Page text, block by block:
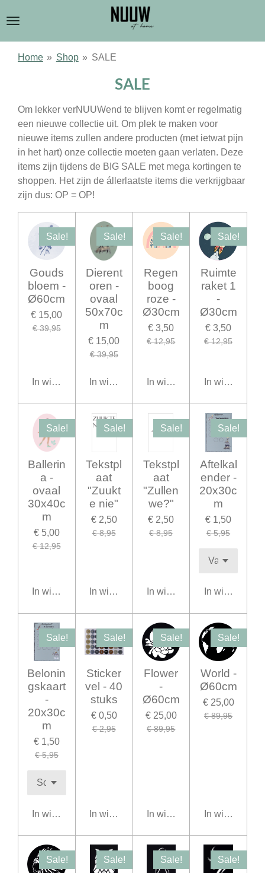
direct
naar
Home » Shop » SALE
SALE
Om lekker verNUUWend te blijven komt er regelmatig
een nieuwe collectie uit. Om plek te maken voor
nieuwe items zullen andere producten (met ietwat pijn
in het hart) onze collectie moeten gaan verlaten. Deze
items zijn tijdens de BIG SALE met mega kortingen te
shoppen. Het zijn de állerlaatste items die verkrijgbaar
zijn dus: OP = OP!
Sale!
Gouds
bloem -
Ø60cm
€ 15,00
€ 39,95
In winkelwagen
Sale!
Dierent
oren -
ovaal
50x70c
m
€ 15,00
€ 39,95
In winkelwagen
Sale!
Regen
boog
roze -
Ø30cm
€ 3,50
€ 12,95
In winkelwagen
Sale!
Ruimte
raket 1
-
Ø30cm
€ 3,50
€ 12,95
In
Sale!
Ballerin
a -
ovaal
30x40c
m
€ 5,00
€ 12,95
In winkelwagen
Sale!
Tekstpl
aat
"Zuukt
e nie"
€ 2,50
€ 8,95
In winkelwagen
Sale!
Tekstpl
aat
"Zullen
we?"
€ 2,50
€ 8,95
In winkelwagen
Sale!
Aftelkal
ender -
20x30c
m
€ 1,50
€ 5,95
In
Sale!
Belonin
gskaart
-
20x30c
m
€ 1,50
€ 5,95
In winkelwagen
Sale!
Sticker
vel - 40
stuks
€ 0,50
€ 2,95
In winkelwagen
Sale!
Flower
-
Ø60cm
€ 25,00
€ 89,95
In winkelwagen
Sale!
World -
Ø60cm
€ 25,00
€ 89,95
In
Sale! Sale! Sale! Sale!